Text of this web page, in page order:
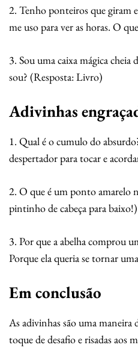
2. Tenho ponteiros que giram
me uso para ver as horas. O
3. Sou uma caixa mágica
sou? (Resposta: Livro)
Adivinhas
1. Qual é o cumulo do
despertador para tocar e
2. O que é um ponto amarelo
pintinho de cabeça para baixo!)
3. Por que a abelha comprou
Porque ela queria se tornar
Em conclusão
As adivinhas são uma
toque de desafio e risadas aos